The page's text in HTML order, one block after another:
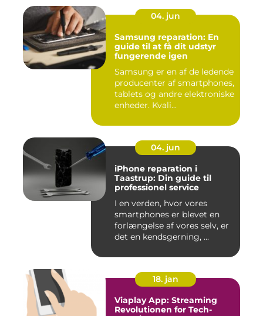
04. jun
Samsung reparation: En
guide til at få dit udstyr
fungerende igen
Samsung er en af de ledende
producenter af smartphones,
tablets og andre elektroniske
enheder. Kvali...
04. jun
iPhone reparation i
Taastrup: Din guide til
professionel service
I en verden, hvor vores
smartphones er blevet en
forlængelse af vores selv, er
det en kendsgerning, ...
18. jan
Viaplay App: Streaming
Revolutionen for Tech-